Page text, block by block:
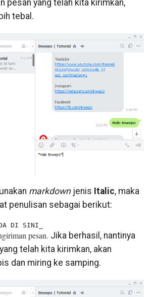
pesan yang telah kita kirimkan,
tebal.
markdownjenis Italic, maka
penulisan sebagai berikut:
DI SINI_
pesan. Jika berhasil, nantinya
telah kita kirimkan, akan
dan miring ke samping.